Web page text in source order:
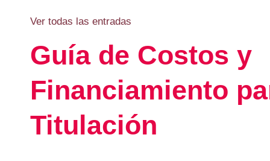
Ver todas las entradas
Guía de Costos y
Financiamiento
Titulación